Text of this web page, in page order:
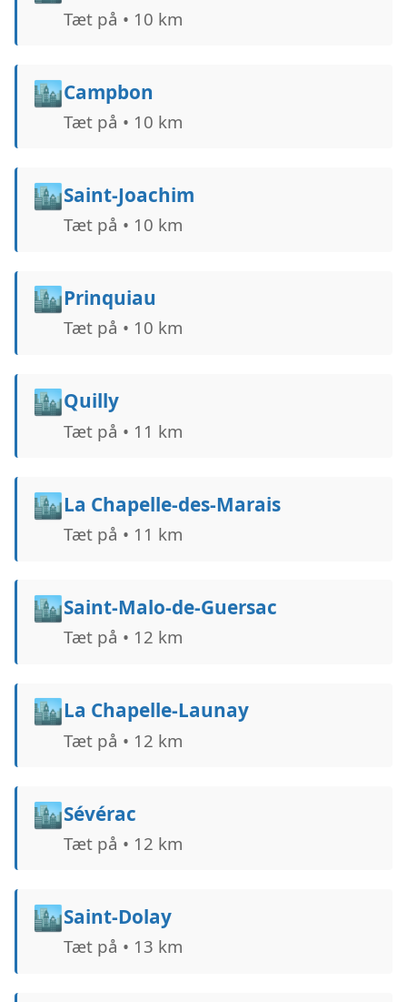
Tæt på • 10 km
🏙️Campbon
Tæt på • 10 km
🏙️Saint-Joachim
Tæt på • 10 km
🏙️Prinquiau
Tæt på • 10 km
🏙️Quilly
Tæt på • 11 km
🏙️La Chapelle-des-Marais
Tæt på • 11 km
🏙️Saint-Malo-de-Guersac
Tæt på • 12 km
🏙️La Chapelle-Launay
Tæt på • 12 km
🏙️Sévérac
Tæt på • 12 km
🏙️Saint-Dolay
Tæt på • 13 km